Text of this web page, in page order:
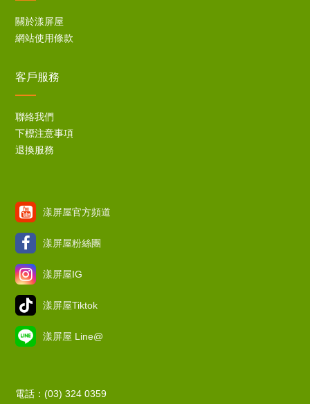
關於漾屏屋
網站使用條款
客戶服務
聯絡我們
下標注意事項
退換服務
漾屏屋官方頻道
漾屏屋粉絲團
漾屏屋IG
漾屏屋Tiktok
漾屏屋 Line@
電話：(03) 324 0359